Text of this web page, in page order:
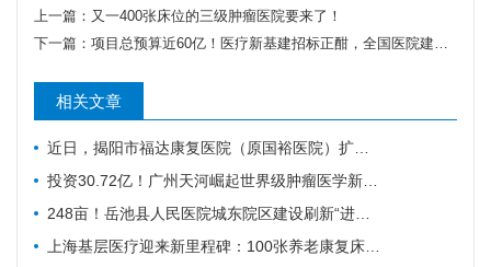
上一篇： 又一400张床位的三级肿瘤医院要来了！
下一篇： 项目总预算近60亿！医疗新基建招标正酣，全国医院建设项目密集启动
相关文章
近日，揭阳市福达康复医院（原国裕医院）扩建工程项目正式完成备案。
投资30.72亿！广州天河崛起世界级肿瘤医学新高地，2028年投用
248亩！岳池县人民医院城东院区建设刷新“进度条”，1100张床位赋能健康岳池
上海基层医疗迎来新里程碑：100张养老康复床位、9.61亿元投资，天目西路街道社区卫生服务中心新建项目再推进一步